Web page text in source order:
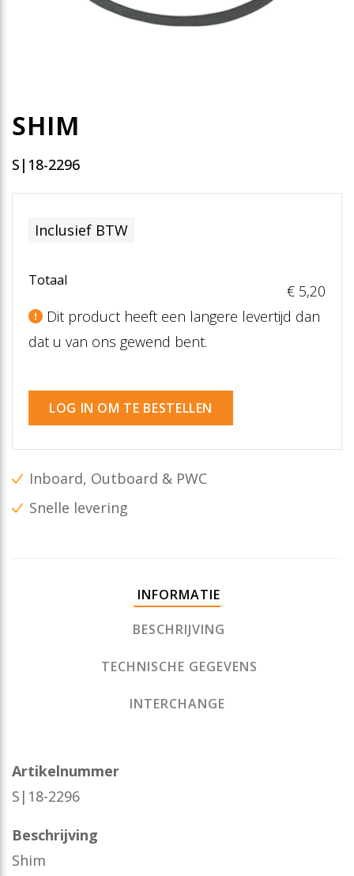
SHIM
S|18-2296
Inclusief BTW
Totaal
€ 5,20
Dit product heeft een langere levertijd dan
dat u van ons gewend bent.
LOG IN OM TE BESTELLEN
Inboard, Outboard & PWC
Snelle levering
INFORMATIE
BESCHRIJVING
TECHNISCHE GEGEVENS
INTERCHANGE
Artikelnummer
S|18-2296
Beschrijving
Shim